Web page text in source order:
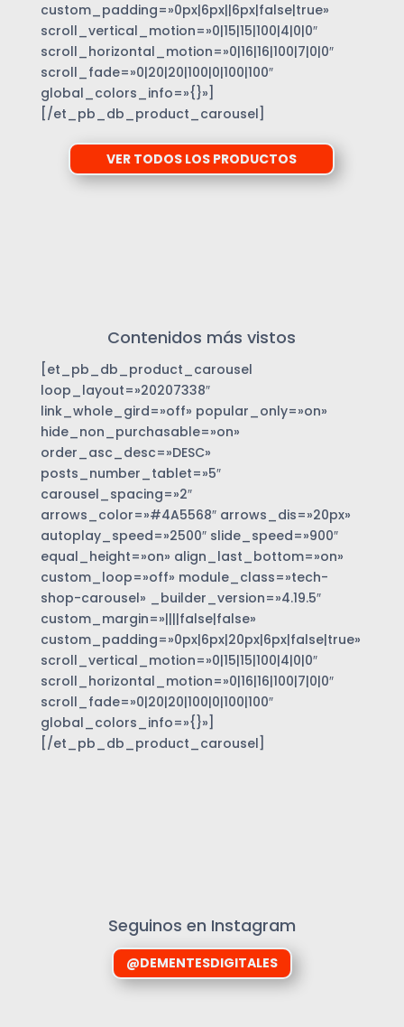
custom_padding=»0px|6px||6px|false|true»
scroll_vertical_motion=»0|15|15|100|4|0|0″
scroll_horizontal_motion=»0|16|16|100|7|0|0″
scroll_fade=»0|20|20|100|0|100|100″
global_colors_info=»{}»]
[/et_pb_db_product_carousel]
VER TODOS LOS PRODUCTOS
Contenidos más vistos
[et_pb_db_product_carousel
loop_layout=»20207338″
link_whole_gird=»off» popular_only=»on»
hide_non_purchasable=»on»
order_asc_desc=»DESC»
posts_number_tablet=»5″
carousel_spacing=»2″
arrows_color=»#4A5568″ arrows_dis=»20px»
autoplay_speed=»2500″ slide_speed=»900″
equal_height=»on» align_last_bottom=»on»
custom_loop=»off» module_class=»tech-
shop-carousel» _builder_version=»4.19.5″
custom_margin=»||||false|false»
custom_padding=»0px|6px|20px|6px|false|true»
scroll_vertical_motion=»0|15|15|100|4|0|0″
scroll_horizontal_motion=»0|16|16|100|7|0|0″
scroll_fade=»0|20|20|100|0|100|100″
global_colors_info=»{}»]
[/et_pb_db_product_carousel]
Seguinos en Instagram
@DEMENTESDIGITALES